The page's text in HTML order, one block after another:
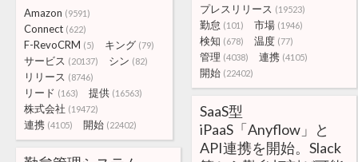
プレスリリース (19523)
勤怠 (101) 市場 (1946)
検知 (678) 温度 (77)
管理 (4038) 連携 (4105)
開始 (22402)
Amazon (9591)
Connect (622)
F-RevoCRM (5) キング (79)
サービス (20137) シン (82)
リリース (8746)
リード (163) 提供 (16563)
株式会社 (19472)
連携 (4105) 開始 (22402)
SaaS型
iPaaS「Anyflow」と
API連携を開始。Slack